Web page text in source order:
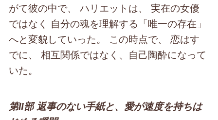
がて彼の中で、 ハリエットは、 実在の女優
ではなく 自分の魂を理解する「唯一の存在」
へと変貌していった。 この時点で、 恋はす
でに、 相互関係ではなく、自己陶酔になって
いた。
第Ⅱ部 返事のない手紙と、愛が速度を持ちは